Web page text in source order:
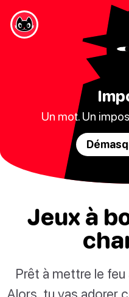
Un mot. Un
Jeux à
Prêt à mettre le